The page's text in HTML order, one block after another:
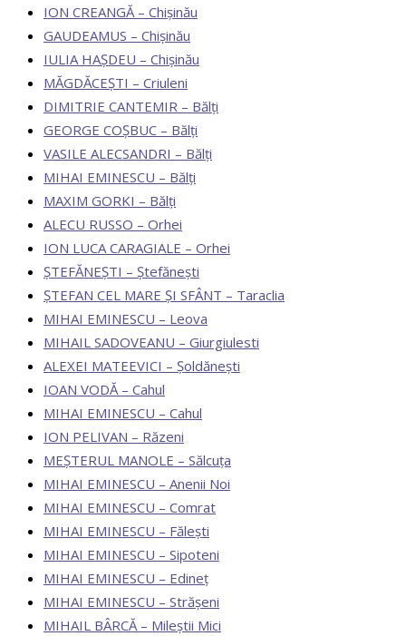
ION CREANGĂ – Chișinău
GAUDEAMUS – Chișinău
IULIA HAȘDEU – Chișinău
MĂGDĂCEȘTI – Criuleni
DIMITRIE CANTEMIR – Bălți
GEORGE COȘBUC – Bălți
VASILE ALECSANDRI – Bălți
MIHAI EMINESCU – Bălți
MAXIM GORKI – Bălți
ALECU RUSSO – Orhei
ION LUCA CARAGIALE – Orhei
ȘTEFĂNEȘTI – Ștefănești
ȘTEFAN CEL MARE ȘI SFÂNT – Taraclia
MIHAI EMINESCU – Leova
MIHAIL SADOVEANU – Giurgiulesti
ALEXEI MATEEVICI – Șoldănești
IOAN VODĂ – Cahul
MIHAI EMINESCU – Cahul
ION PELIVAN – Răzeni
MEȘTERUL MANOLE – Sălcuţa
MIHAI EMINESCU – Anenii Noi
MIHAI EMINESCU – Comrat
MIHAI EMINESCU – Fălești
MIHAI EMINESCU – Sipoteni
MIHAI EMINESCU – Edineț
MIHAI EMINESCU – Strășeni
MIHAIL BÂRCĂ – Mileștii Mici